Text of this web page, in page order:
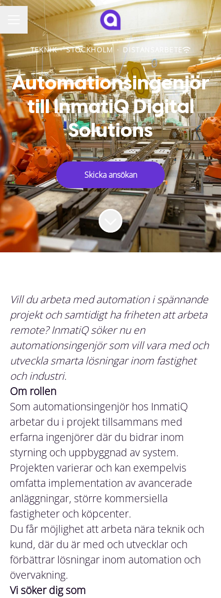
KARRIÄRMENY
TEKNIK · STOCKHOLM · DISTANSARBETE
Automationsingenjör
till InmatiQ Digital
Solutions
Skicka ansökan
Vill du arbeta med automation i spännande
projekt och samtidigt ha friheten att arbeta
remote? InmatiQ söker nu en
automationsingenjör som vill vara med och
utveckla smarta lösningar inom fastighet
och industri.
Om rollen
Som automationsingenjör hos InmatiQ
arbetar du i projekt tillsammans med
erfarna ingenjörer där du bidrar inom
styrning och uppbyggnad av system.
Projekten varierar och kan exempelvis
omfatta implementation av avancerade
anläggningar, större kommersiella
fastigheter och köpcenter.
Du får möjlighet att arbeta nära teknik och
kund, där du är med och utvecklar och
förbättrar lösningar inom automation och
övervakning.
Vi söker dig som